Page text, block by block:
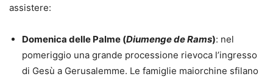
assistere:
Domenica delle Palme (Diumenge de Rams): nel
pomeriggio una grande processione rievoca l’ingresso
di Gesù a Gerusalemme. Le famiglie maiorchine sfilano